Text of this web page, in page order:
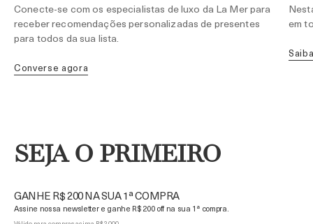
Conecte-se com os especialistas de luxo da La Mer para
receber recomendações personalizadas de presentes
para todos da sua lista.
Converse agora
em
SEJA O PRIMEIRO
GANHE R$ 200 NA SUA 1ª COMPRA
Assine nossa newsletter e ganhe R$ 200 off na sua 1ª compra.